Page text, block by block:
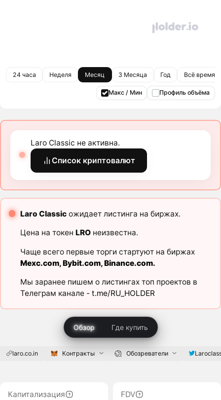
24 часа Неделя Месяц 3 Месяца Год Всё время
Макс / Мин Профиль объёма
Laro Classic не активна.
Список криптовалют
Laro Classicожидает листинга на биржах.
Цена на токен LROнеизвестна.
Чаще всего первые торги стартуют на биржах
Mexc.com,Bybit.com,Binance.com.
Мы заранее пишем о листингах топ проектов в
Телеграм канале - t.me/RU_HOLDER
Обзор Где купить
laro.co.in Контракты Обозреватели
Капитализация
FDV